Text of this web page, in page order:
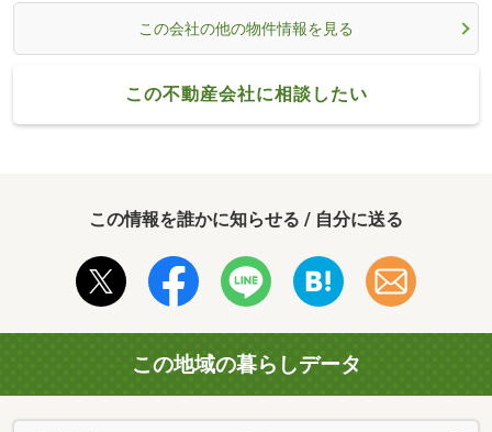
この会社の他の物件情報を見る
この不動産会社に相談したい
この情報を誰かに知らせる / 自分に送る
この地域の暮らしデータ